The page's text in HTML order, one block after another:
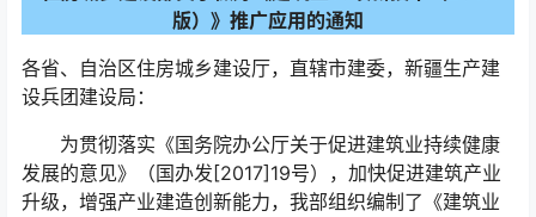
版）》推广应用的通知
各省、自治区住房城乡建设厅，直辖市建委，新疆生产建
设兵团建设局：
为贯彻落实《国务院办公厅关于促进建筑业持续健康
发展的意见》（国办发[2017]19号），加快促进建筑产业
升级，增强产业建造创新能力，我部组织编制了《建筑业